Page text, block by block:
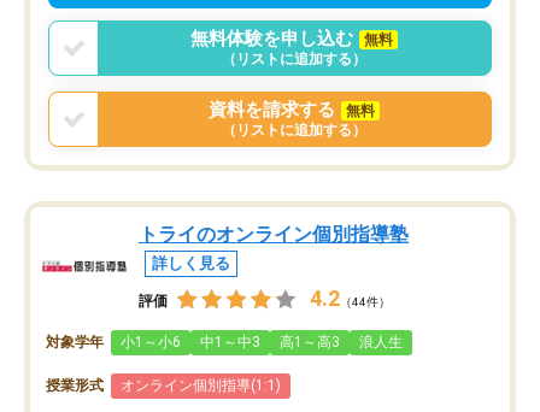
無料体験を申し込む
無料
（リストに追加する）
資料を請求する
無料
（リストに追加する）
トライのオンライン個別指導塾
詳しく見る
評価 4.2 （44件）
対象学年 小1～小6 中1～中3 高1～高3 浪人生
授業形式 オンライン個別指導(1:1)